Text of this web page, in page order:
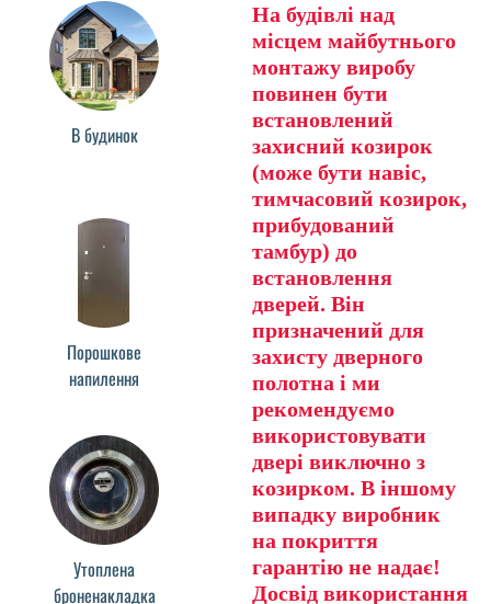
В будинок
Порошкове
напилення
Утоплена
броненакладка
На будівлі над
місцем майбутнього
монтажу виробу
повинен бути
встановлений
захисний козирок
(може бути навіс,
тимчасовий козирок,
прибудований
тамбур) до
встановлення
дверей. Він
призначений для
захисту дверного
полотна і ми
рекомендуємо
використовувати
двері виключно з
козирком. В іншому
випадку виробник
на покриття
гарантію не надає!
Досвід використання